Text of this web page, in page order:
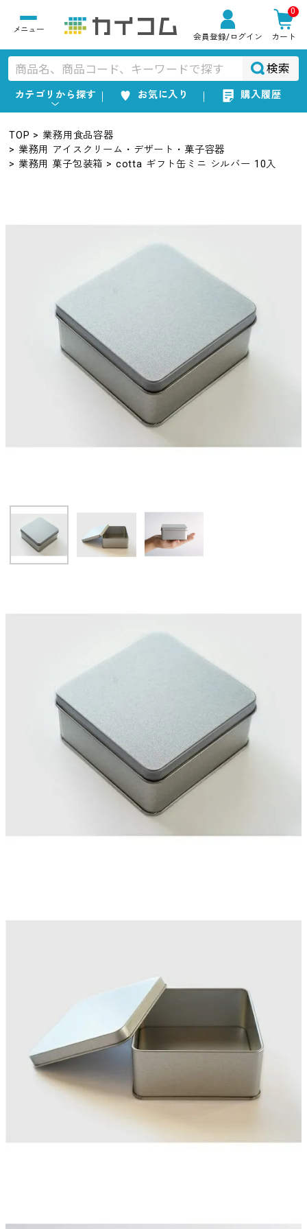
会員登録/ログイン
0
カート
検索
カテゴリから探す お気に入り 購入履歴
TOP
業務用食品容器
業務用 アイスクリーム・デザート・菓子容器
業務用 菓子包装箱
cotta ギフト缶ミニ シルバー 10入